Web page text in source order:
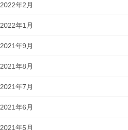
2022年2月
2022年1月
2021年9月
2021年8月
2021年7月
2021年6月
2021年5月